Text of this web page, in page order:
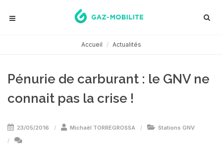
Accueil Actualités
Pénurie de carburant : le GNV ne
connait pas la crise !
23/05/2016 Michaël TORREGROSSA Stations GNV